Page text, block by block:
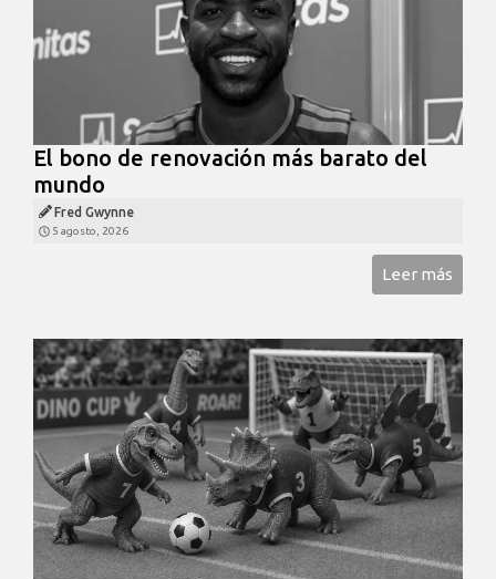
El bono de renovación más barato del
mundo
Fred Gwynne
5 agosto, 2026
Leer más